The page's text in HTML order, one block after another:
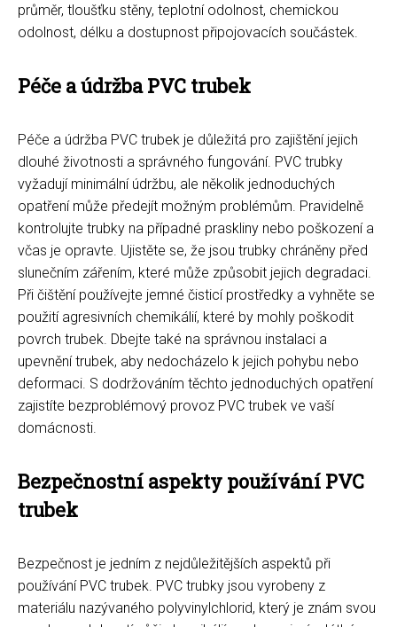
průměr, tloušťku stěny, teplotní odolnost, chemickou
odolnost, délku a dostupnost připojovacích součástek.
Péče a údržba PVC trubek
Péče a údržba PVC trubek je důležitá pro zajištění jejich
dlouhé životnosti a správného fungování. PVC trubky
vyžadují minimální údržbu, ale několik jednoduchých
opatření může předejít možným problémům. Pravidelně
kontrolujte trubky na případné praskliny nebo poškození a
včas je opravte. Ujistěte se, že jsou trubky chráněny před
slunečním zářením, které může způsobit jejich degradaci.
Při čištění používejte jemné čisticí prostředky a vyhněte se
použití agresivních chemikálií, které by mohly poškodit
povrch trubek. Dbejte také na správnou instalaci a
upevnění trubek, aby nedocházelo k jejich pohybu nebo
deformaci. S dodržováním těchto jednoduchých opatření
zajistíte bezproblémový provoz PVC trubek ve vaší
domácnosti.
Bezpečnostní aspekty používání PVC
trubek
Bezpečnost je jedním z nejdůležitějších aspektů při
používání PVC trubek. PVC trubky jsou vyrobeny z
materiálu nazývaného polyvinylchlorid, který je znám svou